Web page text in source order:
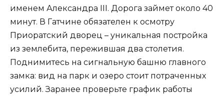
именем Александра III. Дорога займет около 40
минут. В Гатчине обязателен к осмотру
Приоратский дворец – уникальная постройка
из землебита, пережившая два столетия.
Поднимитесь на сигнальную башню главного
замка: вид на парк и озеро стоит потраченных
усилий. Заранее проверьте график работы